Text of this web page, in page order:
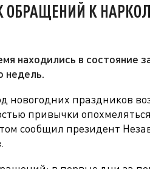
ОБРАЩЕНИЙ К
находились в состояние
недель.
новогодних праздников
привычки
сообщил президент